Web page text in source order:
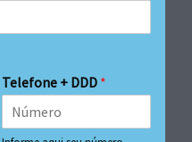
Telefone + DDD *